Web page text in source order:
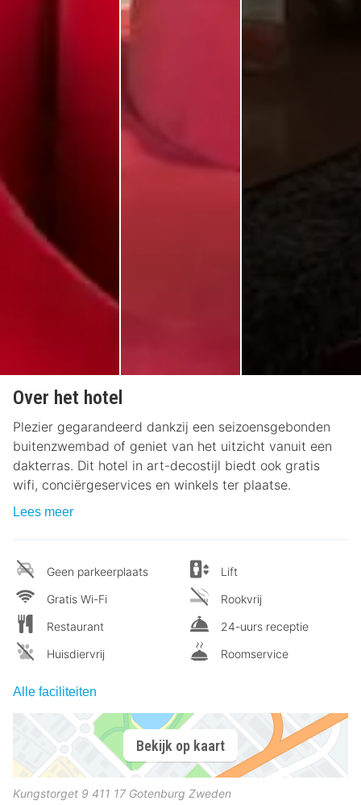
Over het hotel
Plezier gegarandeerd dankzij een seizoensgebonden
buitenzwembad of geniet van het uitzicht vanuit een
dakterras. Dit hotel in art-decostijl biedt ook gratis
wifi, conciërgeservices en winkels ter plaatse.
Lees meer
Geen parkeerplaats
Gratis Wi-Fi
Restaurant
Huisdiervrij
Lift
Rookvrij
24-uurs receptie
Roomservice
Alle faciliteiten
Bekijk op kaart
Kungstorget 9 411 17 Gotenburg Zweden